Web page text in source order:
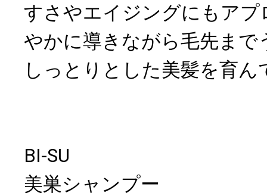
すさやエイジングにもアプ
やかに導きながら毛先まで
しっとりとした美髪を育ん
BI-SU
美巣シャンプー